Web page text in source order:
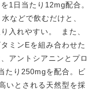
1日当たり12mg配合。
などで飲むだけと、
入れやすい。 また、
ミンEを組み合わせた
アントシアニンとプロ
たり250mgを配合。ビ
いとされる天然型を採